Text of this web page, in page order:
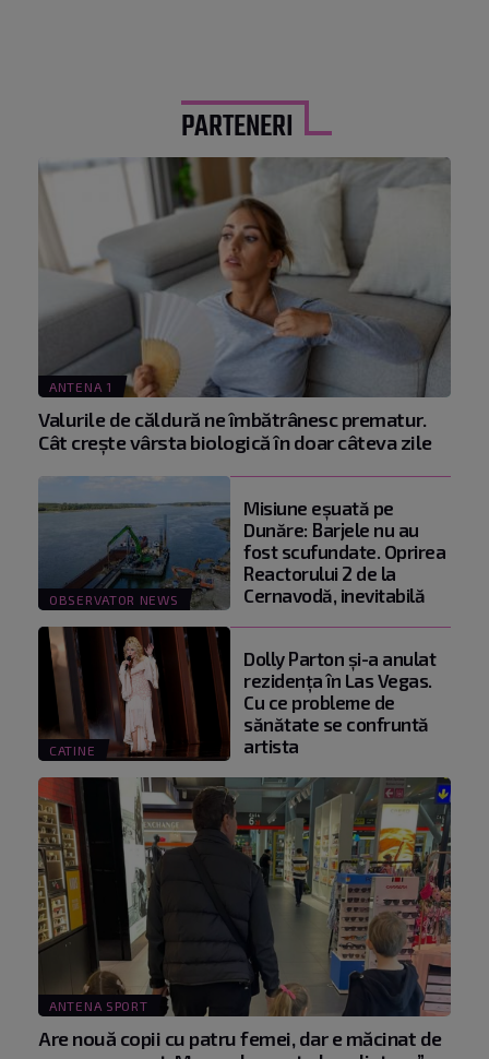
PARTENERI
ANTENA 1
Valurile de căldură ne îmbătrânesc prematur.
Cât crește vârsta biologică în doar câteva zile
OBSERVATOR NEWS
Misiune eșuată pe
Dunăre: Barjele nu au
fost scufundate. Oprirea
Reactorului 2 de la
Cernavodă, inevitabilă
CATINE
Dolly Parton și-a anulat
rezidența în Las Vegas.
Cu ce probleme de
sănătate se confruntă
artista
ANTENA SPORT
Are nouă copii cu patru femei, dar e măcinat de